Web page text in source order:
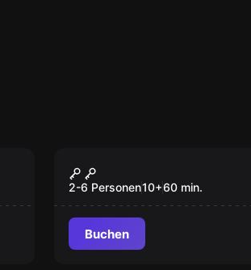
Kinder und Jugend
Escape Room
2-6 Personen10+60 min.
Buchen